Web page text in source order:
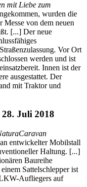
mit Liebe zum
wurden die
von dem neuen
[...] Der neue
Vor Ort
werden und ist
Innen ist der
ausgestattet. Der
mit Traktor und
Juli 2018
entwickelter Mobilstall
Haltung. [...]
Baureihe
Sattelschlepper ist
Aufliegers auf